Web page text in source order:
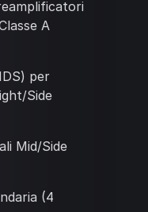
A
per
Side
Mid/Side
(4